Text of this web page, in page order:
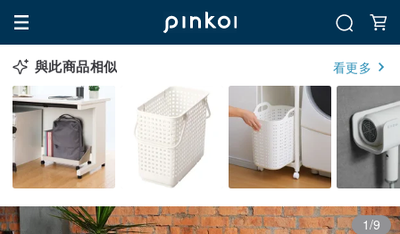
與此商品相似 看更多
1/9